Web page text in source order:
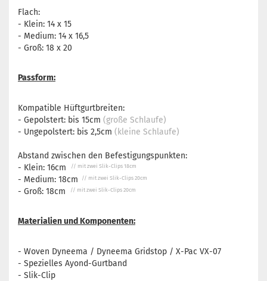
Flach:
- Klein: 14 x 15
- Medium: 14 x 16,5
- Groß: 18 x 20
Passform:
Kompatible Hüftgurtbreiten:
- Gepolstert: bis 15cm (große Schlaufe)
- Ungepolstert: bis 2,5cm (kleine Schlaufe)
Abstand zwischen den Befestigungspunkten:
- Klein: 16cm
// mit zwei Slik-Clips 18cm
- Medium: 18cm // mit zwei Slik-Clips 20cm
- Groß: 18cm // mit zwei Slik-Clips 20cm
Materialien und Komponenten:
- Woven Dyneema / Dyneema Gridstop / X-Pac VX-07
- Spezielles Ayond-Gurtband
- Slik-Clip